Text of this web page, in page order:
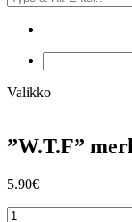
Valikko
”W.T.F”
5.90€
"W.T.F"